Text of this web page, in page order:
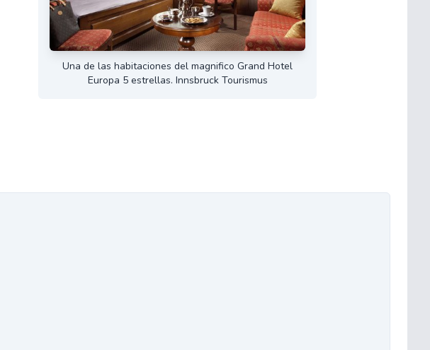
Una de las habitaciones del magnifico Grand Hotel
Europa 5 estrellas. Innsbruck Tourismus